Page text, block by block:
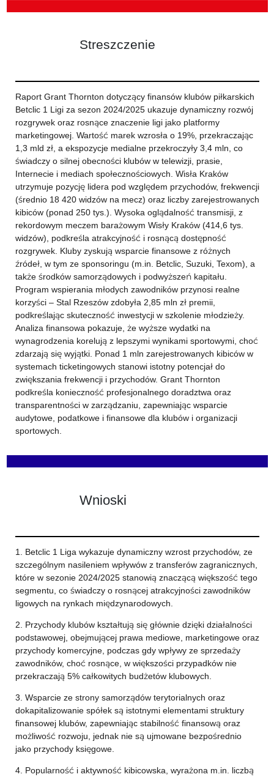
Streszczenie
Raport Grant Thornton dotyczący finansów klubów piłkarskich
Betclic 1 Ligi za sezon 2024/2025 ukazuje dynamiczny rozwój
rozgrywek oraz rosnące znaczenie ligi jako platformy
marketingowej. Wartość marek wzrosła o 19%, przekraczając
1,3 mld zł, a ekspozycje medialne przekroczyły 3,4 mln, co
świadczy o silnej obecności klubów w telewizji, prasie,
Internecie i mediach społecznościowych. Wisła Kraków
utrzymuje pozycję lidera pod względem przychodów, frekwencji
(średnio 18 420 widzów na mecz) oraz liczby zarejestrowanych
kibiców (ponad 250 tys.). Wysoka oglądalność transmisji, z
rekordowym meczem barażowym Wisły Kraków (414,6 tys.
widzów), podkreśla atrakcyjność i rosnącą dostępność
rozgrywek. Kluby zyskują wsparcie finansowe z różnych
źródeł, w tym ze sponsoringu (m.in. Betclic, Suzuki, Texom), a
także środków samorządowych i podwyższeń kapitału.
Program wspierania młodych zawodników przynosi realne
korzyści – Stal Rzeszów zdobyła 2,85 mln zł premii,
podkreślając skuteczność inwestycji w szkolenie młodzieży.
Analiza finansowa pokazuje, że wyższe wydatki na
wynagrodzenia korelują z lepszymi wynikami sportowymi, choć
zdarzają się wyjątki. Ponad 1 mln zarejestrowanych kibiców w
systemach ticketingowych stanowi istotny potencjał do
zwiększania frekwencji i przychodów. Grant Thornton
podkreśla konieczność profesjonalnego doradztwa oraz
transparentności w zarządzaniu, zapewniając wsparcie
audytowe, podatkowe i finansowe dla klubów i organizacji
sportowych.
Wnioski
1. Betclic 1 Liga wykazuje dynamiczny wzrost przychodów, ze
szczególnym nasileniem wpływów z transferów zagranicznych,
które w sezonie 2024/2025 stanowią znaczącą większość tego
segmentu, co świadczy o rosnącej atrakcyjności zawodników
ligowych na rynkach międzynarodowych.
2. Przychody klubów kształtują się głównie dzięki działalności
podstawowej, obejmującej prawa mediowe, marketingowe oraz
przychody komercyjne, podczas gdy wpływy ze sprzedaży
zawodników, choć rosnące, w większości przypadków nie
przekraczają 5% całkowitych budżetów klubowych.
3. Wsparcie ze strony samorządów terytorialnych oraz
dokapitalizowanie spółek są istotnymi elementami struktury
finansowej klubów, zapewniając stabilność finansową oraz
możliwość rozwoju, jednak nie są ujmowane bezpośrednio
jako przychody księgowe.
4. Popularność i aktywność kibicowska, wyrażona m.in. liczbą